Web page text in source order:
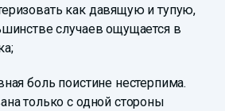
как давящую и тупую,
случаев ощущается в
боль поистине нестерпима.
только с одной стороны